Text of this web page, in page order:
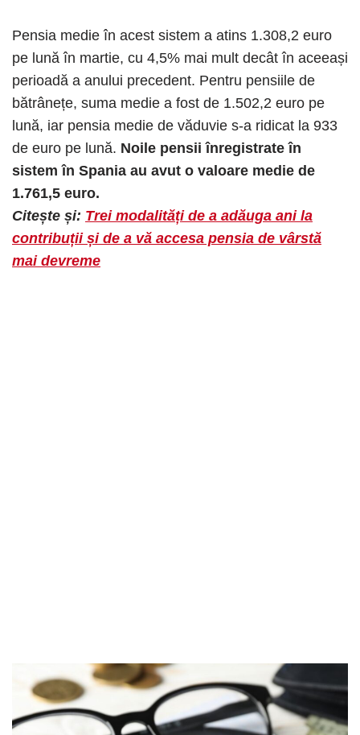
Pensia medie în acest sistem a atins 1.308,2 euro
pe lună în martie, cu 4,5% mai mult decât în aceeași
perioadă a anului precedent. Pentru pensiile de
bătrânețe, suma medie a fost de 1.502,2 euro pe
lună, iar pensia medie de văduvie s-a ridicat la 933
de euro pe lună. Noile pensii înregistrate în
sistem în Spania au avut o valoare medie de
1.761,5 euro.​
Citește și: Trei modalități de a adăuga ani la
contribuții și de a vă accesa pensia de vârstă
mai devreme